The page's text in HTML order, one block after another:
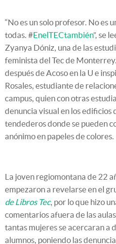
“No es un solo profesor. No es
todas. #EnelTECtambién”, se
Zyanya Dóniz, una de las
feminista del Tec de
después de Acoso en la U e
Rosales, estudiante de
campus, quien con otras
denuncia visual en los edificios
tendederos donde se pueden
anónimo en papeles de colores.
La joven regiomontana de 22
empezaron a revelarse en el
de Libros Tec, por lo que hizo
comentarios afuera de las
tantas mujeres se acercaran a
alumnos, poniendo las